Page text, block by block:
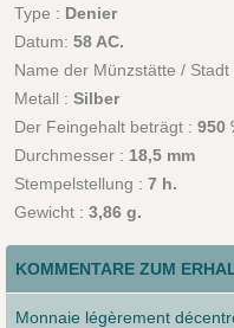
Type : Denier
Datum: 58 AC.
Name der Münzstätte / Stadt
Metall : Silber
Der Feingehalt beträgt : 950
Durchmesser : 18,5 mm
Stempelstellung : 7 h.
Gewicht : 3,86 g.
KOMMENTARE ZUM
Monnaie légèrement